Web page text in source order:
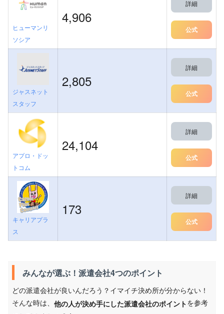
ヒューマンリ
ソシア
4,906
詳細
公式
ジャスネット
スタッフ
2,805
詳細
公式
アプロ・ドッ
トコム
24,104
詳細
公式
キャリアプラ
ス
173
詳細
公式
みんなが選ぶ！派遣会社4つのポイント
どの派遣会社が良いんだろう？イマイチ決め所が分からない！
そんな時は、 他の人が決め手にした派遣会社のポイントを参考